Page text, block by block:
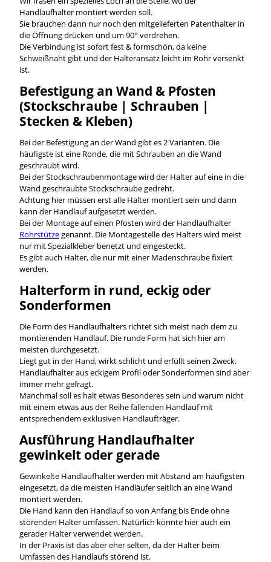
Handlaufhalter montiert werden soll.
Sie brauchen dann nur noch den mitgelieferten Patenthalter in
die Öffnung drücken und um 90° verdrehen.
Die Verbindung ist sofort fest & formschön, da keine
Schweißnaht gibt und der Halteransatz leicht im Rohr versenkt
ist.
Befestigung an Wand & Pfosten
(Stockschraube | Schrauben |
Stecken & Kleben)
Bei der Befestigung an der Wand gibt es 2 Varianten. Die
häufigste ist eine Ronde, die mit Schrauben an die Wand
geschraubt wird.
Bei der Stockschraubenmontage wird der Halter auf eine in die
Wand geschraubte Stockschraube gedreht.
Achtung hier müssen erst alle Halter montiert sein und dann
kann der Handlauf aufgesetzt werden.
Bei der Montage auf einen Pfosten wird der Handlaufhalter
Rohrstützegenannt. Die Montagestelle des Halters wird meist
nur mit Spezialkleber benetzt und eingesteckt.
Es gibt auch Halter, die nur mit einer Madenschraube fixiert
werden.
Halterform in rund, eckig oder
Sonderformen
Die Form des Handlaufhalters richtet sich meist nach dem zu
montierenden Handlauf. Die runde Form hat sich hier am
meisten durchgesetzt.
Liegt gut in der Hand, wirkt schlicht und erfüllt seinen Zweck.
Handlaufhalter aus eckigem Profil oder Sonderformen sind aber
immer mehr gefragt.
Manchmal soll es halt etwas Besonderes sein und warum nicht
mit einem etwas aus der Reihe fallenden Handlauf mit
entsprechendem exklusiven Handlaufträger.
Ausführung Handlaufhalter
gewinkelt oder gerade
Gewinkelte Handlaufhalter werden mit Abstand am häufigsten
eingesetzt, da die meisten Handläufer seitlich an eine Wand
montiert werden.
Die Hand kann den Handlauf so von Anfang bis Ende ohne
störenden Halter umfassen. Natürlich könnte hier auch ein
gerader Halter verwendet werden.
In der Praxis ist das aber eher selten, da der Halter beim
Umfassen des Handlaufs störend ist.